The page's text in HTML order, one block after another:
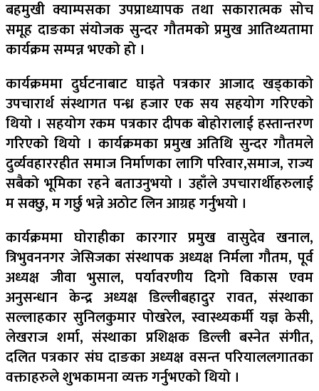
बहमुखी क्याम्पसका उपप्राध्यापक तथा सकारात्मक सोच
समूह दाङका संयोजक सुन्दर गौतमको प्रमुख आतिथ्यतामा
कार्यक्रम सम्पन्न भएको हो ।
कार्यक्रममा दुर्घटनाबाट घाइते पत्रकार आजाद खड्काको
उपचारार्थ संस्थागत पन्ध्र हजार एक सय सहयोग गरिएको
थियो । सहयोग रकम पत्रकार दीपक बोहोरालाई हस्तान्तरण
गरिएको थियो । कार्यक्रमका प्रमुख अतिथि सुन्दर गौतमले
दुर्व्यवहाररहीत समाज निर्माणका लागि परिवार,समाज, राज्य
सबैको भूमिका रहने बताउनुभयो । उहाँले उपचारार्थीहरुलाई
म सक्छु, म गर्छु भन्ने अठोट लिन आग्रह गर्नुभयो ।
कार्यक्रममा घोराहीका कारगार प्रमुख वासुदेव खनाल,
त्रिभुवननगर जेसिजका संस्थापक अध्यक्ष निर्मला गौतम, पूर्व
अध्यक्ष जीवा भुसाल, पर्यावरणीय दिगो विकास एवम
अनुसन्धान केन्द्र अध्यक्ष डिल्लीबहादुर रावत, संस्थाका
सल्लाहकार सुनिलकुमार पोखरेल, स्वास्थ्यकर्मी यज्ञ केसी,
लेखराज शर्मा, संस्थाका प्रशिक्षक डिल्ली बस्नेत संगीत,
दलित पत्रकार संघ दाङका अध्यक्ष वसन्त परियाललगातका
वक्ताहरुले शुभकामना व्यक्त गर्नुभएको थियो ।